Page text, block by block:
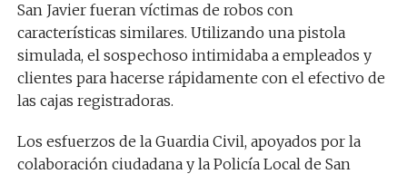
San Javier fueran víctimas de robos con
características similares. Utilizando una pistola
simulada, el sospechoso intimidaba a empleados y
clientes para hacerse rápidamente con el efectivo de
las cajas registradoras.
Los esfuerzos de la Guardia Civil, apoyados por la
colaboración ciudadana y la Policía Local de San